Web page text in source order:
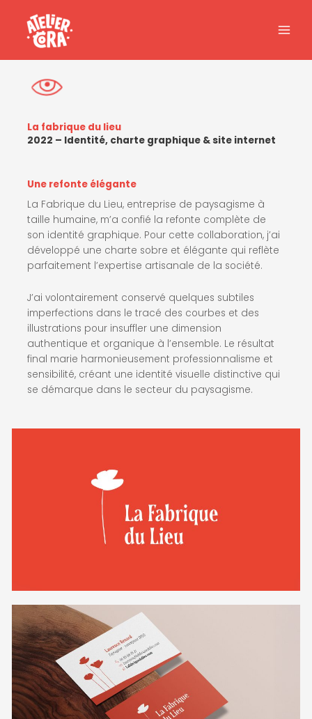
contenu
La fabrique du lieu
2022 – Identité, charte graphique & site internet
Une refonte élégante
La Fabrique du Lieu, entreprise de paysagisme à
taille humaine, m’a confié la refonte complète de
son identité graphique. Pour cette collaboration, j’ai
développé une charte sobre et élégante qui reflète
parfaitement l’expertise artisanale de la société.
J’ai volontairement conservé quelques subtiles
imperfections dans le tracé des courbes et des
illustrations pour insuffler une dimension
authentique et organique à l’ensemble. Le résultat
final marie harmonieusement professionnalisme et
sensibilité, créant une identité visuelle distinctive qui
se démarque dans le secteur du paysagisme.